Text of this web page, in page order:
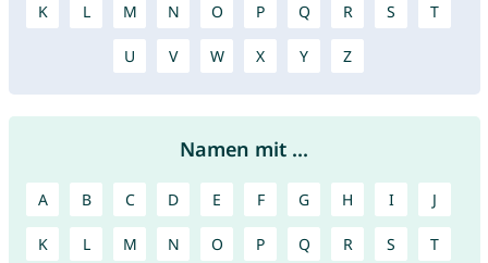
K L M N O P Q R S T
U V W X Y Z
Namen mit ...
A B C D E F G H I J
K L M N O P Q R S T